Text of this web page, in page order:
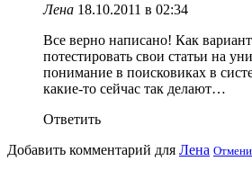
Лена 18.10.2011 в 02:34
Все верно написано! Как
потестировать свои статьи на
понимание в поисковиках в
какие-то сейчас так делают…
Ответить
Добавить комментарий для Лена